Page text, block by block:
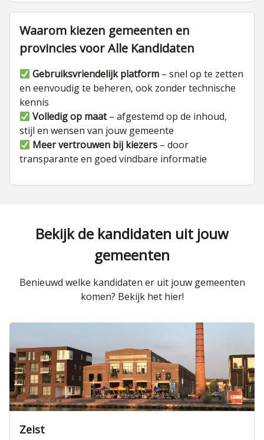
Waarom kiezen gemeenten en
provincies voor Alle Kandidaten
Gebruiksvriendelijk platform – snel op te zetten
en eenvoudig te beheren, ook zonder technische
kennis
Volledig op maat– afgestemd op de inhoud,
stijl en wensen van jouw gemeente
Meer vertrouwen bij kiezers – door
transparante en goed vindbare informatie
Bekijk de kandidaten uit jouw
gemeenten
Benieuwd welke kandidaten er uit jouw gemeenten
komen? Bekijk het hier!
Zeist